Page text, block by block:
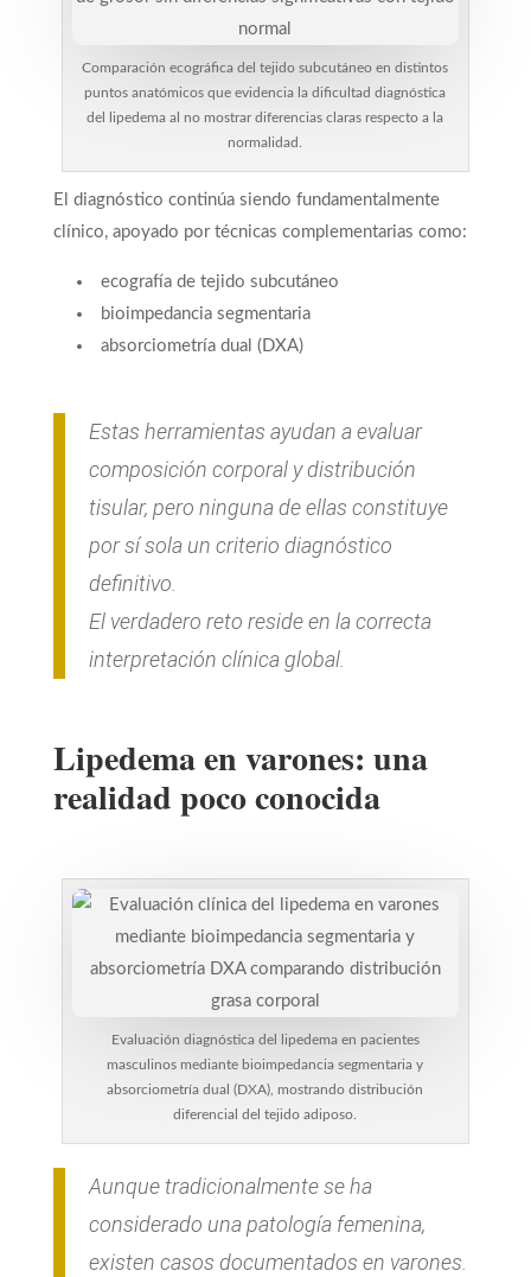
Comparación ecográfica del tejido subcutáneo en distintos
puntos anatómicos que evidencia la dificultad diagnóstica
del lipedema al no mostrar diferencias claras respecto a la
normalidad.
El diagnóstico continúa siendo fundamentalmente
clínico, apoyado por técnicas complementarias como:
ecografía de tejido subcutáneo
bioimpedancia segmentaria
absorciometría dual (DXA)
Estas herramientas ayudan a evaluar
composición corporal y distribución
tisular, pero ninguna de ellas constituye
por sí sola un criterio diagnóstico
definitivo.
El verdadero reto reside en la correcta
interpretación clínica global.
Lipedema en varones: una
realidad poco conocida
Evaluación diagnóstica del lipedema en pacientes
masculinos mediante bioimpedancia segmentaria y
absorciometría dual (DXA), mostrando distribución
diferencial del tejido adiposo.
Aunque tradicionalmente se ha
considerado una patología femenina,
existen casos documentados en varones.